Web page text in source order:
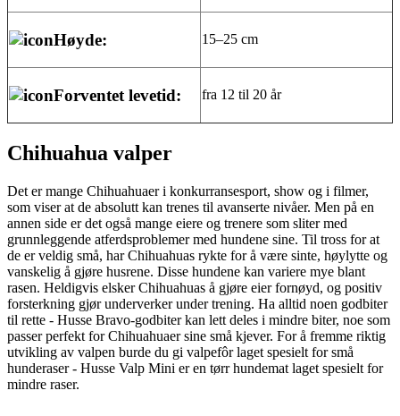
Høyde: 15–25 cm
Forventet levetid: fra 12 til 20 år
Chihuahua valper
Det er mange Chihuahuaer i konkurransesport, show og i filmer,
som viser at de absolutt kan trenes til avanserte nivåer. Men på en
annen side er det også mange eiere og trenere som sliter med
grunnleggende atferdsproblemer med hundene sine. Til tross for at
de er veldig små, har Chihuahuas rykte for å være sinte, høylytte og
vanskelig å gjøre husrene. Disse hundene kan variere mye blant
rasen. Heldigvis elsker Chihuahuas å gjøre eier fornøyd, og positiv
forsterkning gjør underverker under trening. Ha alltid noen godbiter
til rette - Husse Bravo-godbiter kan lett deles i mindre biter, noe som
passer perfekt for Chihuahuaer sine små kjever. For å fremme riktig
utvikling av valpen burde du gi valpefôr laget spesielt for små
hunderaser - Husse Valp Mini er en tørr hundemat laget spesielt for
mindre raser.